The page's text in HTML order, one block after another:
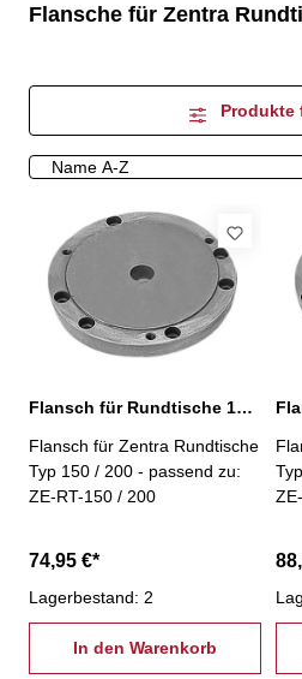
Flansche für Zentra
Produkte
Flansch für Rundtische 150/200
Flansch für Zentra Rundtische
Typ 150 / 200 - passend zu:
ZE-RT-150 / 200
74,95 €*
Lagerbestand: 2
In den Warenkorb